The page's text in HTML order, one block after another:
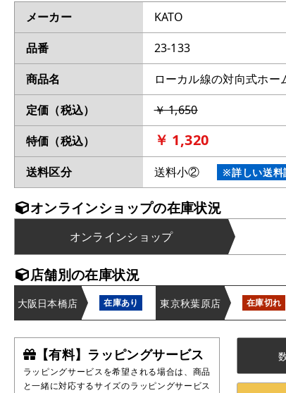
メーカー
KATO
品番
23-133
商品名
ローカル線の対向式ホ
定価（税込）
￥ 1,650
特価（税込）
￥ 1,320
送料区分 送料小② ※詳しい送料
オンラインショップの在庫状況
オンラインショップ
店舗別の在庫状況
大阪日本橋店 在庫あり 東京秋葉原店 在庫切れ
【有料】ラッピングサービス
ラッピングサービスを希望される場合は、商品
と一緒に対応するサイズのラッピングサービス